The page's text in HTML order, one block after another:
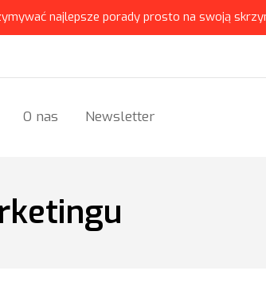
najlepsze porady prosto na swoją
O nas Newsletter